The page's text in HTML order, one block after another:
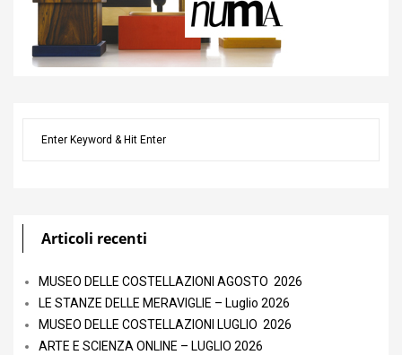
Articoli recenti
MUSEO DELLE COSTELLAZIONI AGOSTO 2026
LE STANZE DELLE MERAVIGLIE – Luglio 2026
MUSEO DELLE COSTELLAZIONI LUGLIO 2026
ARTE E SCIENZA ONLINE – LUGLIO 2026